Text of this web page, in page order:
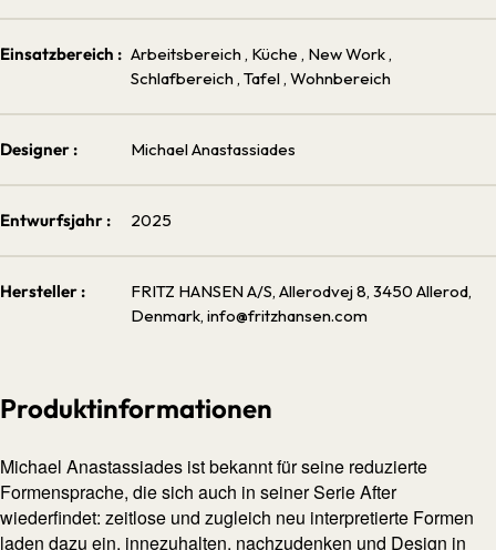
Einsatzbereich : Arbeitsbereich , Küche , New Work ,
Schlafbereich , Tafel , Wohnbereich
Designer : Michael Anastassiades
Entwurfsjahr : 2025
Hersteller :
FRITZ HANSEN A/S, Allerodvej 8, 3450 Allerod,
Denmark, info@fritzhansen.com
Produktinformationen
Michael Anastassiades ist bekannt für seine reduzierte
Formensprache, die sich auch in seiner Serie After
wiederfindet: zeitlose und zugleich neu interpretierte Formen
laden dazu ein, innezuhalten, nachzudenken und Design in